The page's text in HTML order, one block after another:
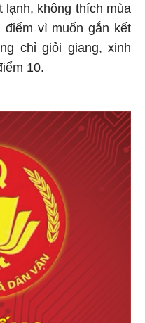
lạnh, không thích mùa
điểm vì muốn gắn kết
chỉ giỏi giang, xinh
10.